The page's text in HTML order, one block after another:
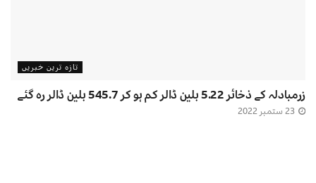
تازہ ترین خبریں
زرمبادلہ کے ذخائر 5.22 بلین ڈالر کم ہو کر 545.7 بلین ڈالر رہ گئے